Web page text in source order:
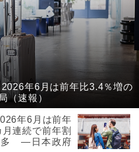
2026年6月は前年比3.4％増の
速報）
年6月は前年
連続で前年割
多 ―日本政府